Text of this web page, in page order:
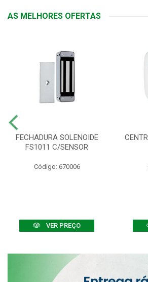
AS MELHORES OFERTAS
FECHADURA SOLENOIDE
FS1011 C/SENSOR
Código: 670006
VER PREÇO